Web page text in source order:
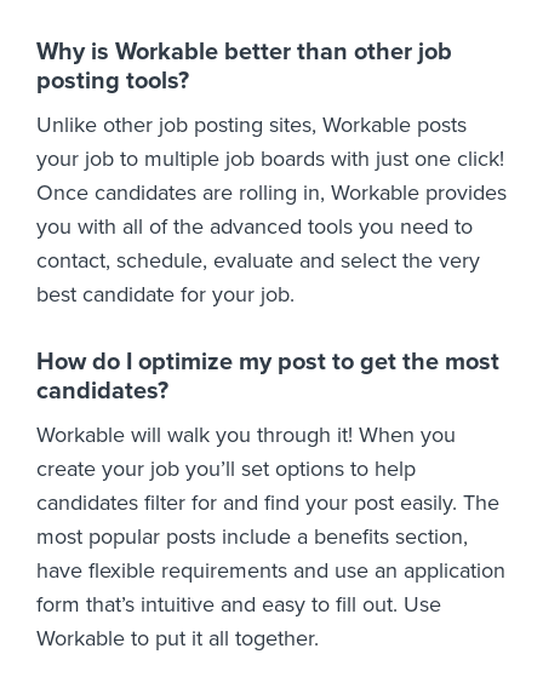
Why is Workable better than other job
posting tools?
Unlike other job posting sites, Workable posts
your job to multiple job boards with just one click!
Once candidates are rolling in, Workable provides
you with all of the advanced tools you need to
contact, schedule, evaluate and select the very
best candidate for your job.
How do I optimize my post to get the most
candidates?
Workable will walk you through it! When you
create your job you’ll set options to help
candidates filter for and find your post easily. The
most popular posts include a benefits section,
have flexible requirements and use an application
form that’s intuitive and easy to fill out. Use
Workable to put it all together.